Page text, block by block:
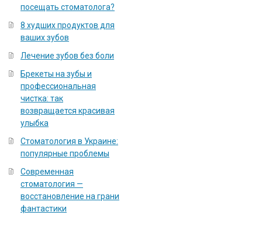
посещать стоматолога?
8 худших продуктов для
ваших зубов
Лечение зубов без боли
Брекеты на зубы и
профессиональная
чистка: так
возвращается красивая
улыбка
Стоматология в Украине:
популярные проблемы
Современная
стоматология —
восстановление на грани
фантастики